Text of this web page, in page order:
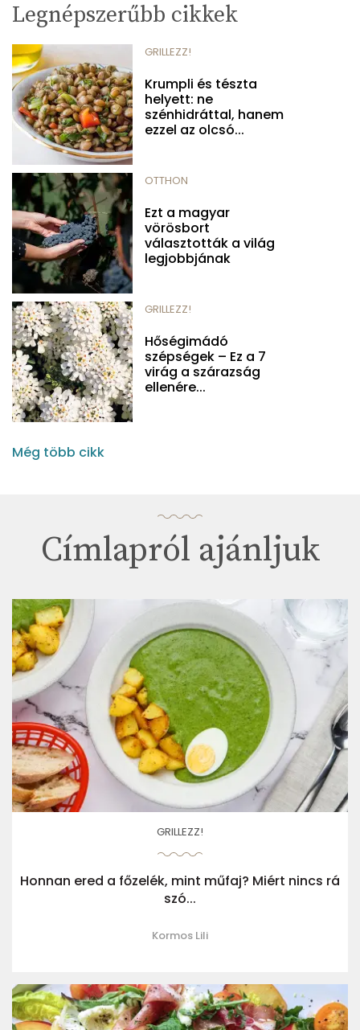
Legnépszerűbb cikkek
GRILLEZZ!
Krumpli és tészta
helyett: ne
szénhidráttal, hanem
ezzel az olcsó...
OTTHON
Ezt a magyar
vörösbort
választották a világ
legjobbjának
GRILLEZZ!
Hőségimádó
szépségek – Ez a 7
virág a szárazság
ellenére...
Még több cikk
Címlapról ajánljuk
GRILLEZZ!
Honnan ered a főzelék, mint műfaj? Miért nincs rá
szó...
Kormos Lili